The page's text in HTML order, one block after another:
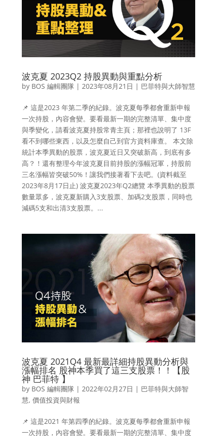
波克夏 2023Q2 持股異動與重點分析
by BOS 編輯團隊| 2023年08月21日 | 巴菲特與大師智慧
📌 這是2023 年第二季的紀錄。波克夏每季都會重新申報
一次持股，內容會變。要看最新一期的完整清單、集中度
與季變化，請看波克夏持股常青主頁；那裡也說明了 13F
看不到哪些東西，以及怎麼自己到官方資料庫查。 本文除
統計本季異動的股票，波克夏近日又突破新高，到底有多
高？！還有整理今年波克夏目前持股的漲幅冠軍，持股前
三名漲幅皆突破50%！讓我們接著看下去吧。(資料截至
2023年8月17日止) 波克夏2023年Q2總覽 本季異動的股票
數量眾多，波克夏新購入3支股票、加碼2支股票，同時也
減碼5支和出清3支股票。...
波克夏 2021Q4 最新最詳細持股異動分析與
漲幅排名 股神本季買了這三支股票！！【股
神 巴菲特 】
by BOS 編輯團隊| 2022年02月27日 | 巴菲特與大師智
慧, 價值投資與財報
📌 這是2021 年第四季的紀錄。波克夏每季都會重新申報
一次持股，內容會變。要看最新一期的完整清單、集中度